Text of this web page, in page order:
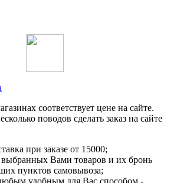
соответствует цене на сайте.
поводов сделать заказ на сайте
при заказе от 15000;
выбранных Вами товаров и их бронь
пунктов самовывоза;
любым удобным для Вас способом -